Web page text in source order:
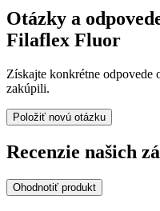
Otázky a
Filaflex Fluor
Získajte konkrétne odpovede
zakúpili.
Položiť novú otázku
Recenzie našich
Ohodnotiť produkt